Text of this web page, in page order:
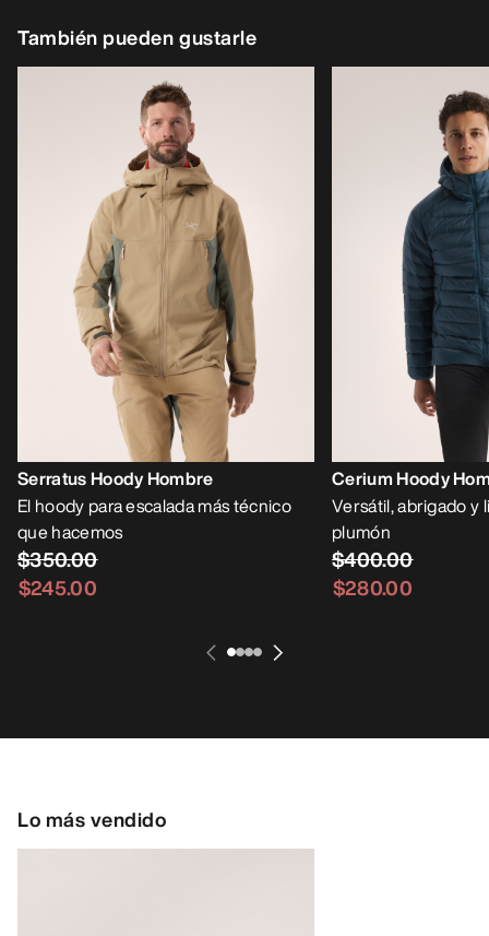
También pueden gustarle
Serratus Hoody Hombre
El hoody para escalada más técnico
que hacemos
$350.00
$245.00
Cerium Hoody
Versátil, abrigado y
plumón
$400.00
$280.00
Lo más vendido